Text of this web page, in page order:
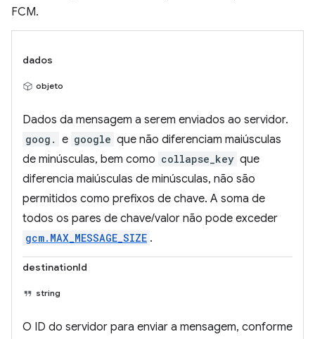
FCM.
dados
objeto
Dados da mensagem a serem enviados ao servidor.
goog. e google que não diferenciam maiúsculas
de minúsculas, bem como collapse_key que
diferencia maiúsculas de minúsculas, não são
permitidos como prefixos de chave. A soma de
todos os pares de chave/valor não pode exceder
gcm.MAX_MESSAGE_SIZE .
destinationId
string
O ID do servidor para enviar a mensagem, conforme